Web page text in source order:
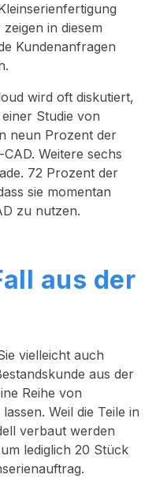
in diesem
Kundenanfragen
wird oft diskutiert,
Studie von
neun Prozent der
Weitere sechs
72 Prozent der
sie momentan
zu nutzen.
aus der
vielleicht auch
aus der
Reihe von
Weil die Teile in
verbaut werden
lediglich 20 Stück